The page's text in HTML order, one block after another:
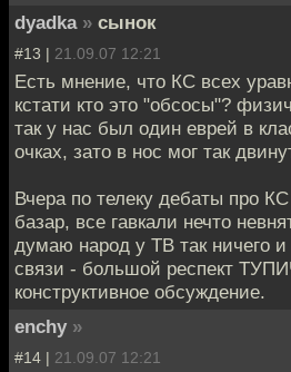
dyadka » сынок
#13 | 21.09.07 12:21
Есть мнение, что КС всех
кстати кто это "обсосы"?
так у нас был один еврей в
очках, зато в нос мог так
Вчера по телеку дебаты про
базар, все гавкали нечто
думаю народ у ТВ так ничего
связи - большой респект
конструктивное обсуждение.
enchy »
#14 | 21.09.07 12:21